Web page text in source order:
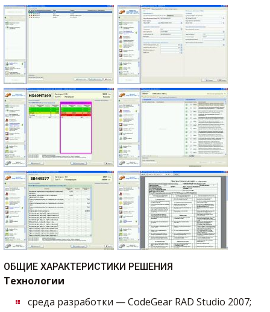
ОБЩИЕ ХАРАКТЕРИСТИКИ РЕШЕНИЯ
Технологии
среда разработки — CodeGear RAD Studio 2007;